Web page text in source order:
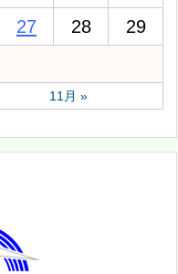
27 28
29
11月 »